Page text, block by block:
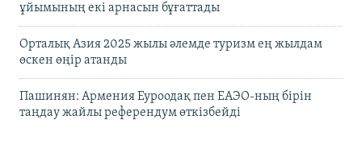
ұйымының екі арнасын бұғаттады
Орталық Азия 2025 жылы әлемде туризм ең жылдам
өскен өңір атанды
Пашинян: Армения Еуроодақ пен ЕАЭО-ның бірін
таңдау жайлы референдум өткізбейді